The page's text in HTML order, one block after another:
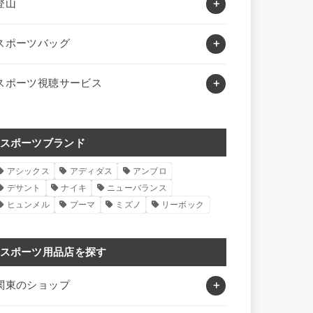
山
ポーツバッグ
ポーツ視聴サービス
スポーツブランド
アシックス アディダス
アンブロ
デサント
ナイキ
ニューバランス
ヒュンメル
プーマ ミズノ リーボック
スポーツ用品店を探す
東のショップ